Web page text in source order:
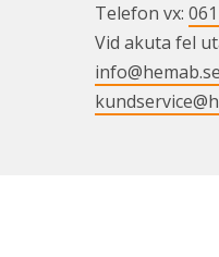
Telefon vx:
Vid akuta fel
info@hemab.se